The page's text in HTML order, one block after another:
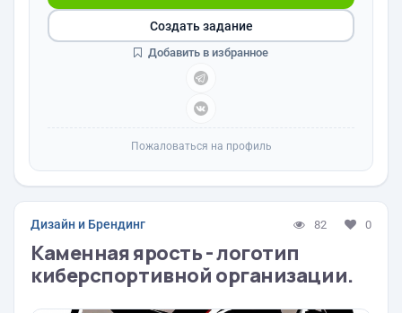
Создать задание
Добавить в избранное
Пожаловаться на профиль
Дизайн и Брендинг 82 0
Каменная ярость - логотип
киберспортивной организации.